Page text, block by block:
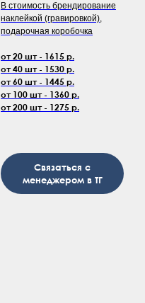
В стоимость брендирование
наклейкой (гравировкой),
подарочная коробочка
от 20 шт - 1615 р.
от 40 шт - 1530 р.
от 60 шт - 1445 р.
от 100 шт - 1360 р.
от 200 шт - 1275 р.
Связаться с
менеджером в ТГ